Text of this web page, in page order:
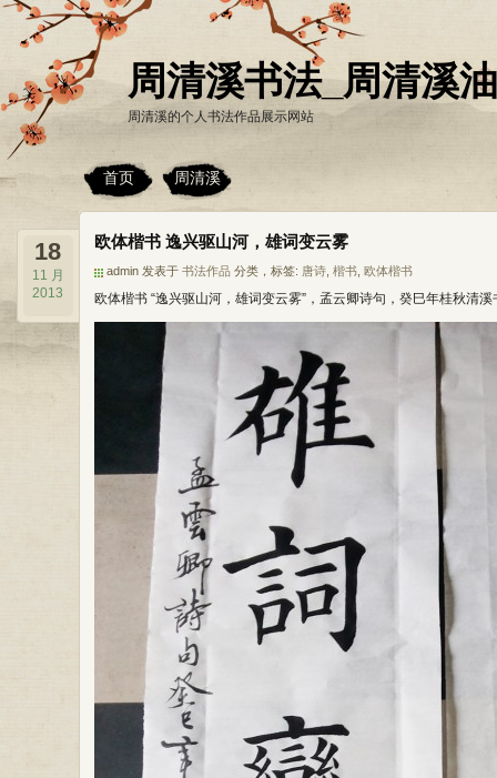
周清溪书法_周清溪
周清溪的个人书法作品展示网站
首页 周清溪
欧体楷书 逸兴驱山河，雄词变云雾
admin 发表于 书法作品 分类，标签: 唐诗 楷书 欧体楷书
18
11 月
2013
欧体楷书 “逸兴驱山河，雄词变云雾”，孟云卿诗句，癸巳年桂秋清